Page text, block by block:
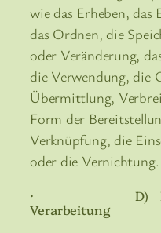
wie das Erheben, das
das Ordnen, die
oder Veränderung,
die Verwendung, die
Übermittlung,
Form der
Verknüpfung, die
oder die Vernichtung.
· D)
Verarbeitung